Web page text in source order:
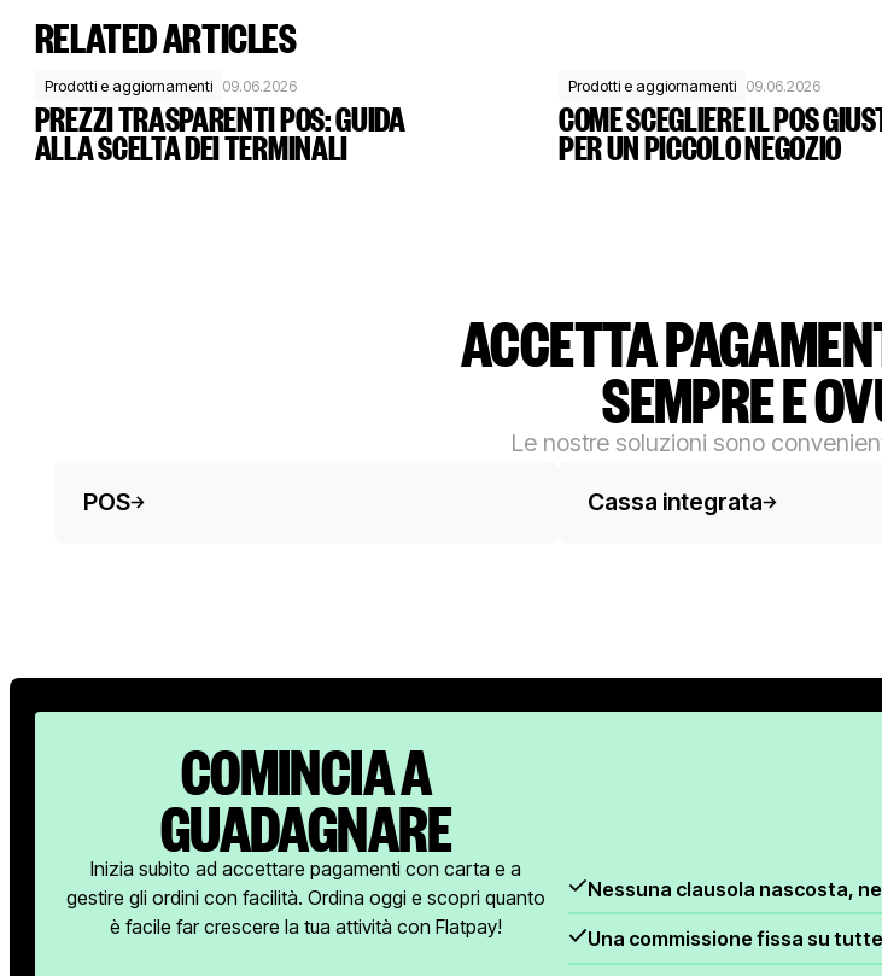
RELATED ARTICLES
Prodotti e aggiornamenti 09.06.2026
PREZZI TRASPARENTI POS: GUIDA
ALLA SCELTA DEI TERMINALI
Prodotti e aggiornamenti 09.06.2026
COME SCEGLIERE IL POS
PER UN PICCOLO NEGOZIO
ACCETTA
SEMPRE E
Le nostre soluzioni sono
POS Cassa integrata
COMINCIA A
GUADAGNARE
Inizia subito ad accettare pagamenti con carta e a
gestire gli ordini con facilità. Ordina oggi e scopri quanto
è facile far crescere la tua attività con Flatpay!
Nessuna clausola nascosta,
Una commissione fissa su